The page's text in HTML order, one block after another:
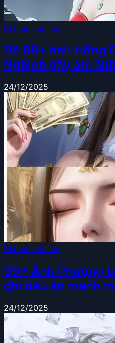
Kho ảnh anime
Bộ 88+ ảnh Hồng
Nghịch gây ám ảnh
24/12/2025
Kho ảnh anime
99+ Ảnh Phượng
ghi dấu ấn mạnh
24/12/2025